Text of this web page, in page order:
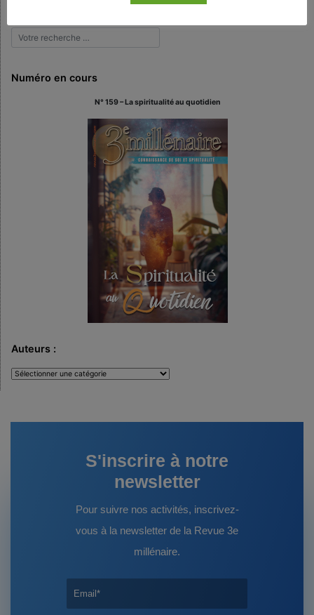
Numéro en cours
N° 159 – La spiritualité au quotidien
Auteurs :
Auteurs
:
S'inscrire à notre
newsletter
Pour suivre nos activités, inscrivez-
vous à la newsletter de la Revue 3e
millénaire.